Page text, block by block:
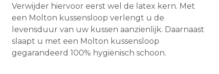
Verwijder hiervoor eerst wel de latex kern. Met
een Molton kussensloop verlengt u de
levensduur van uw kussen aanzienlijk. Daarnaast
slaapt u met een Molton kussensloop
gegarandeerd 100% hygiënisch schoon.